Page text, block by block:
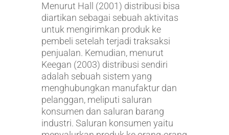
Menurut Hall (2001) distribusi bisa
diartikan sebagai sebuah aktivitas
untuk mengirimkan produk ke
pembeli setelah terjadi traksaksi
penjualan. Kemudian, menurut
Keegan (2003) distribusi sendiri
adalah sebuah sistem yang
menghubungkan manufaktur dan
pelanggan, meliputi saluran
konsumen dan saluran barang
industri. Saluran konsumen yaitu